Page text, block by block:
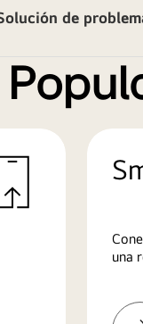
de
una